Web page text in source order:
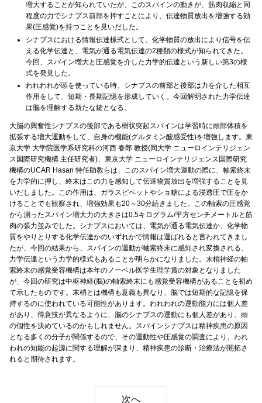
増大することが知られていたが、このスパインの動きが、筋肉収縮と同
程度の力でシナプス前部を押すことにより、伝達物質放出を増強する効
果(圧感覚)を持つことを見いだした。
シナプスにおける情報伝達様式として、化学物質の放出により信号を伝
える化学伝達と、電気が通る電気伝達の2種類の様式が知られてきた。
今回、スパイン増大と圧感覚を介した力学的伝達という新しい第3の様
式を発見した。
われわれが頭を使っている時、シナプスの前部と後部は力を介した相互
作用をして、短期・長期記憶を形成していく。今回解明された力学伝達
は脳を理解する新たな鍵となる。
大脳の興奮性シナプスの後部である樹状突起スパインは学習時に頭部体積を
拡張する増大運動をして、自身の機能(グルタミン酸感受性)を増強します。東
京大学 大学院医学系研究科の河西 春郎 教授(同大学 ニューロインテリジェン
ス国際研究機構 主任研究者)、東京大学 ニューロインテリジェンス国際研究
機構のUCAR Hasan 特任助教らは、このスパイン増大運動の際に、軸索終末
を力学的に押し、終末はこの力を感知して伝達物質放出を増強することを見
いだしました。この作用は、ガラスピペットやショ糖による浸透圧で圧をか
けることでも観察され、増強効果も20～30分続きました。この軸索の圧感覚
から測ったスパイン増大力の大きさは0.5キログラム/平方センチメートルと筋
肉の張力並みでした。シナプスにおいては、電気が通る電気伝達か、化学物
質をやりとりする化学伝達かのいずれかで情報は運ばれると言われてきまし
たが、今回の結果から、スパインの運動が軸索終末に感知され変換される、
力学伝達という力学的様式もあることが明らかになりました。末梢神経の軸
索終末の感覚受容機構は本年のノーベル医学生理学賞の対象となりました
が、今回の研究は中枢神経(脳)の軸索終末にも感覚受容機構があることを初め
て示したものです。末梢とは機構も意義も異なり、脳では短期的な記憶を保
持するのに使われている可能性があります。われわれの運動能力には個人差
があり、得意技が異なるように、脳のシナプスの運動にも個人差があり、頭
の個性を決めているのかもしれません。スパインシナプスは精神疾患の原因
となる多くの分子が関係するので、その運動性や圧感覚の調査により、われ
われの知能の起源に関する理解が深まり、精神疾患の診断・治療法が開拓さ
れると期待されます。
次へ